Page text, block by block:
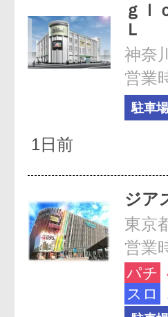
ｇｌ
Ｌ
神奈
営業
駐車場
1日前
ジア
東京
営業
パチ
スロ